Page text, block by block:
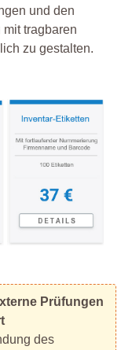
und den
tragbaren
zu gestalten.
Prüfungen
des